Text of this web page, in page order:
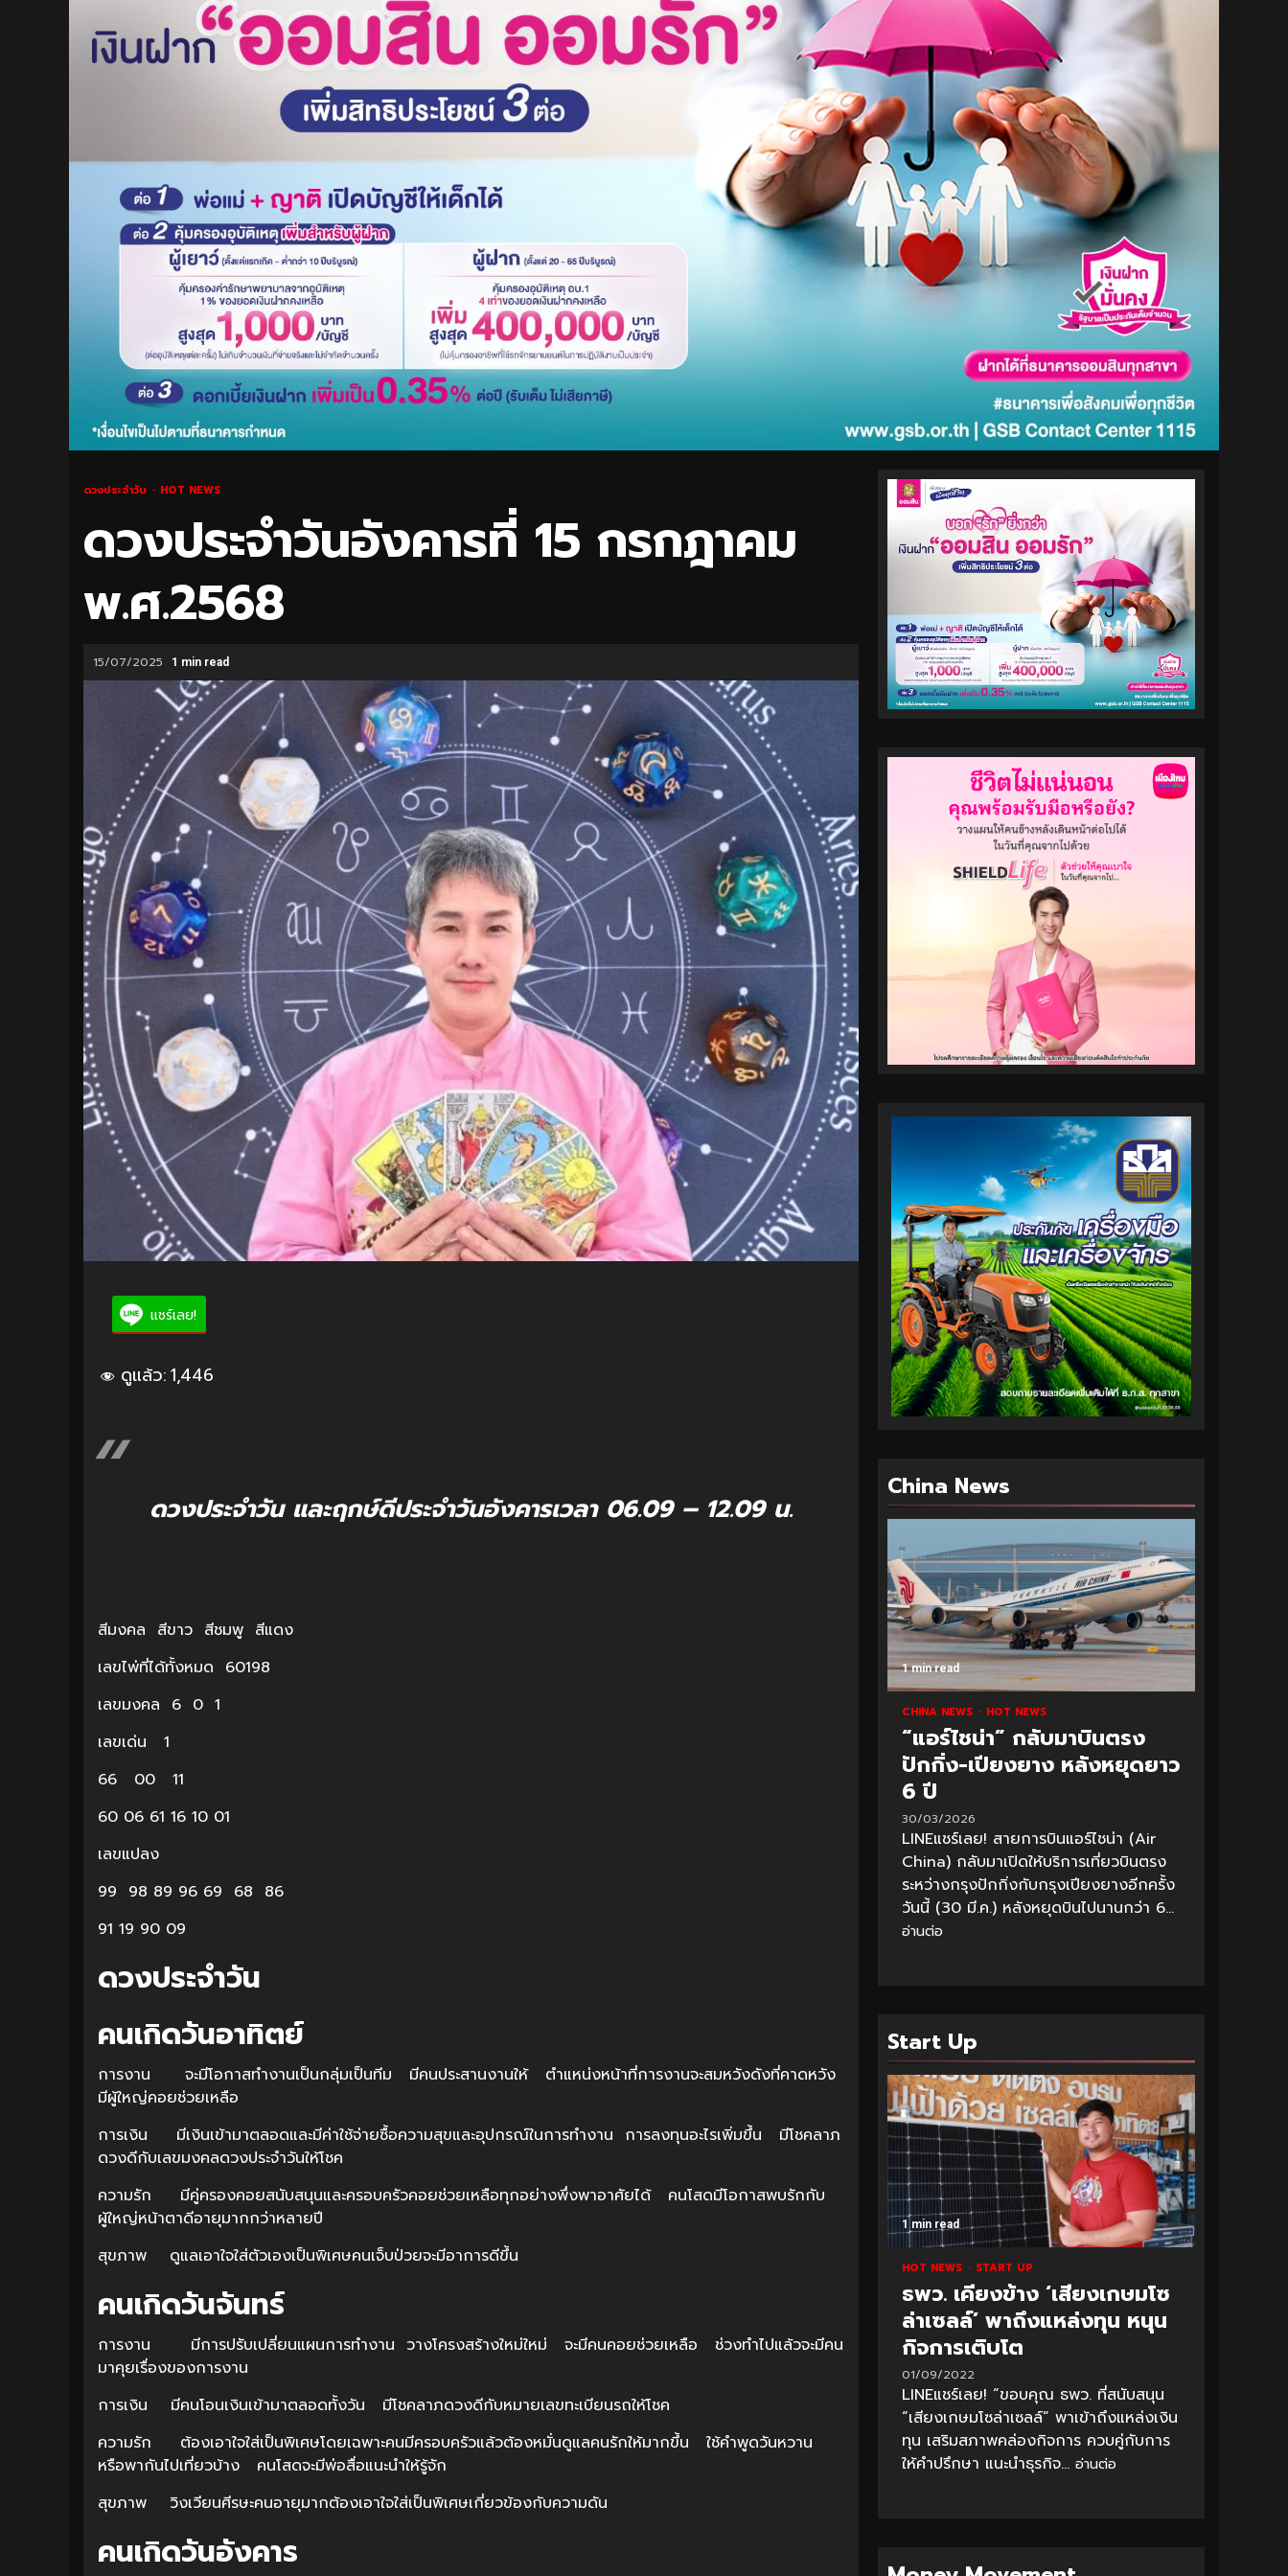
ดวงประจำวัน HOT NEWS
ดวงประจำวันอังคารที่ 15 กรกฎาคม
พ.ศ.2568
15/07/2025 1 min read
แชร์เลย!
ดูแล้ว:1,446
ดวงประจำวัน และฤกษ์ดีประจำวันอังคารเวลา 06.09 – 12.09 น.
สีมงคล สีขาว สีชมพู สีแดง
เลขไพ่ที่ได้ทั้งหมด 60198
เลขมงคล 6 0 1
เลขเด่น 1
66 00 11
60 06 61 16 10 01
เลขแปลง
99 98 89 96 69 68 86
91 19 90 09
ดวงประจำวัน
คนเกิดวันอาทิตย์
การงาน จะมีโอกาสทำงานเป็นกลุ่มเป็นทีม มีคนประสานงานให้ ตำแหน่งหน้าที่การงานจะสมหวังดังที่คาดหวัง
มีผู้ใหญ่คอยช่วยเหลือ
การเงิน มีเงินเข้ามาตลอดและมีค่าใช้จ่ายซื้อความสุขและอุปกรณ์ในการทำงาน การลงทุนอะไรเพิ่มขึ้น มีโชคลาภ
ดวงดีกับเลขมงคลดวงประจำวันให้โชค
ความรัก มีคู่ครองคอยสนับสนุนและครอบครัวคอยช่วยเหลือทุกอย่างพึ่งพาอาศัยได้ คนโสดมีโอกาสพบรักกับ
ผู้ใหญ่หน้าตาดีอายุมากกว่าหลายปี
สุขภาพ ดูแลเอาใจใส่ตัวเองเป็นพิเศษคนเจ็บป่วยจะมีอาการดีขึ้น
คนเกิดวันจันทร์
การงาน มีการปรับเปลี่ยนแผนการทำงาน วางโครงสร้างใหม่ใหม่ จะมีคนคอยช่วยเหลือ ช่วงทำไปแล้วจะมีคน
มาคุยเรื่องของการงาน
การเงิน มีคนโอนเงินเข้ามาตลอดทั้งวัน มีโชคลาภดวงดีกับหมายเลขทะเบียนรถให้โชค
ความรัก ต้องเอาใจใส่เป็นพิเศษโดยเฉพาะคนมีครอบครัวแล้วต้องหมั่นดูแลคนรักให้มากขึ้น ใช้คำพูดวันหวาน
หรือพากันไปเที่ยวบ้าง คนโสดจะมีพ่อสื่อแนะนำให้รู้จัก
สุขภาพ วิงเวียนศีรษะคนอายุมากต้องเอาใจใส่เป็นพิเศษเกี่ยวข้องกับความดัน
คนเกิดวันอังคาร
China News
1 min read
CHINA NEWS HOT NEWS
“แอร์ไชน่า” กลับมาบินตรง
ปักกิ่ง-เปียงยาง หลังหยุดยาว
6 ปี
30/03/2026
LINEแชร์เลย! สายการบินแอร์ไชน่า (Air
China) กลับมาเปิดให้บริการเที่ยวบินตรง
ระหว่างกรุงปักกิ่งกับกรุงเปียงยางอีกครั้ง
วันนี้ (30 มี.ค.) หลังหยุดบินไปนานกว่า 6...
อ่านต่อ
Start Up
1 min read
HOT NEWS START UP
ธพว. เคียงข้าง ‘เสียงเกษมโซ
ล่าเซลล์’ พาถึงแหล่งทุน หนุน
กิจการเติบโต
01/09/2022
LINEแชร์เลย! “ขอบคุณ ธพว. ที่สนับสนุน
“เสียงเกษมโซล่าเซลล์” พาเข้าถึงแหล่งเงิน
ทุน เสริมสภาพคล่องกิจการ ควบคู่กับการ
ให้คำปรึกษา แนะนำธุรกิจ... อ่านต่อ